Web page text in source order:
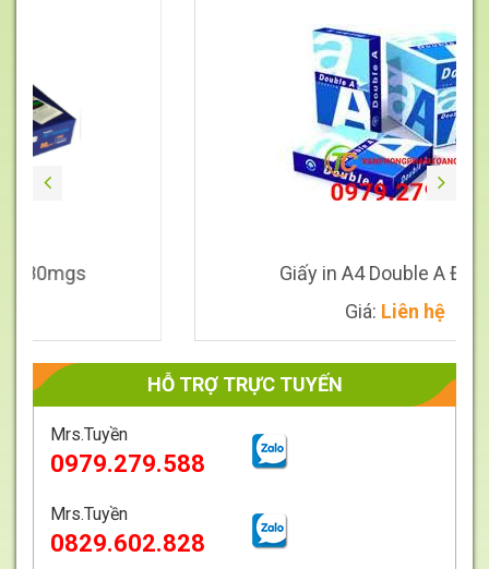
Giấy in A4 Double A ĐL70mgs
Liên hệ
HỖ TRỢ TRỰC TUYẾN
Mrs.Tuyền
0979.279.588
Mrs.Tuyền
0829.602.828